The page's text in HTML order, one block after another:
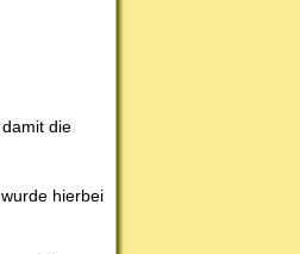
die
hierbei